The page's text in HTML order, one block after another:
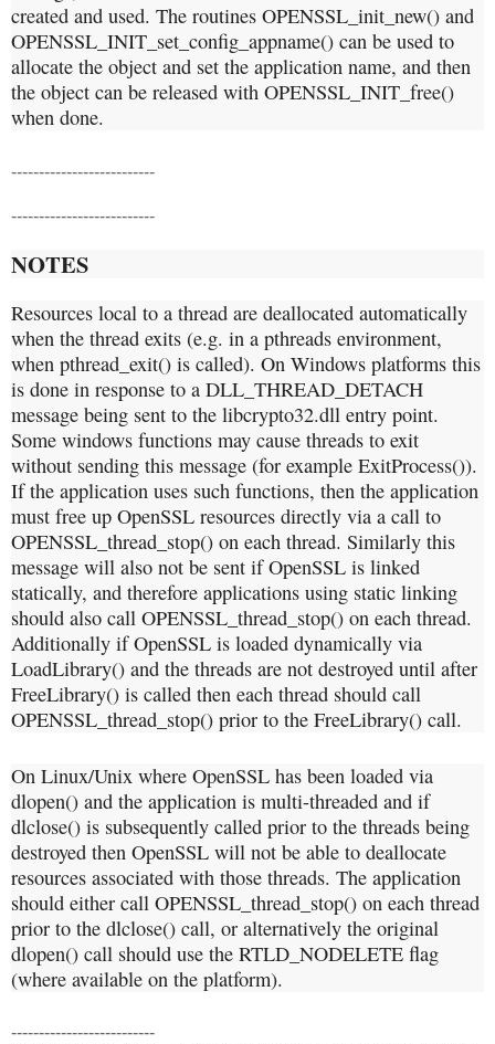
created and used. The routines OPENSSL_init_new() and
OPENSSL_INIT_set_config_appname() can be used to
allocate the object and set the application name, and then
the object can be released with OPENSSL_INIT_free()
when done.
--------------------------
--------------------------
NOTES
Resources local to a thread are deallocated automatically
when the thread exits (e.g. in a pthreads environment,
when pthread_exit() is called). On Windows platforms this
is done in response to a DLL_THREAD_DETACH
message being sent to the libcrypto32.dll entry point.
Some windows functions may cause threads to exit
without sending this message (for example ExitProcess()).
If the application uses such functions, then the application
must free up OpenSSL resources directly via a call to
OPENSSL_thread_stop() on each thread. Similarly this
message will also not be sent if OpenSSL is linked
statically, and therefore applications using static linking
should also call OPENSSL_thread_stop() on each thread.
Additionally if OpenSSL is loaded dynamically via
LoadLibrary() and the threads are not destroyed until after
FreeLibrary() is called then each thread should call
OPENSSL_thread_stop() prior to the FreeLibrary() call.
On Linux/Unix where OpenSSL has been loaded via
dlopen() and the application is multi-threaded and if
dlclose() is subsequently called prior to the threads being
destroyed then OpenSSL will not be able to deallocate
resources associated with those threads. The application
should either call OPENSSL_thread_stop() on each thread
prior to the dlclose() call, or alternatively the original
dlopen() call should use the RTLD_NODELETE flag
(where available on the platform).
--------------------------